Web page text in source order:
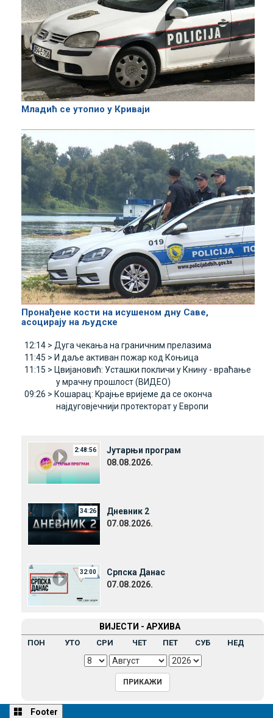
Младић се утопио у Криваји
Пронађене кости на исушеном дну Саве,
асоцирају на људске
12:14 > Дуга чекања на граничним прелазима
11:45 > И даље активан пожар код Коњица
11:15 > Цвијановић: Усташки покличи у Книну - враћање
у мрачну прошлост (ВИДЕО)
09:26 > Кошарац: Kрајње вријеме да се оконча
најдуговјечнији протекторат у Eвропи
2:48:56
Јутарњи програм
08.08.2026.
34:26
Дневник 2
07.08.2026.
32:00
Српска Данас
07.08.2026.
ВИЈЕСТИ - АРХИВА
ПОН УТО СРИ ЧЕТ ПЕТ СУБ НЕД
Footer